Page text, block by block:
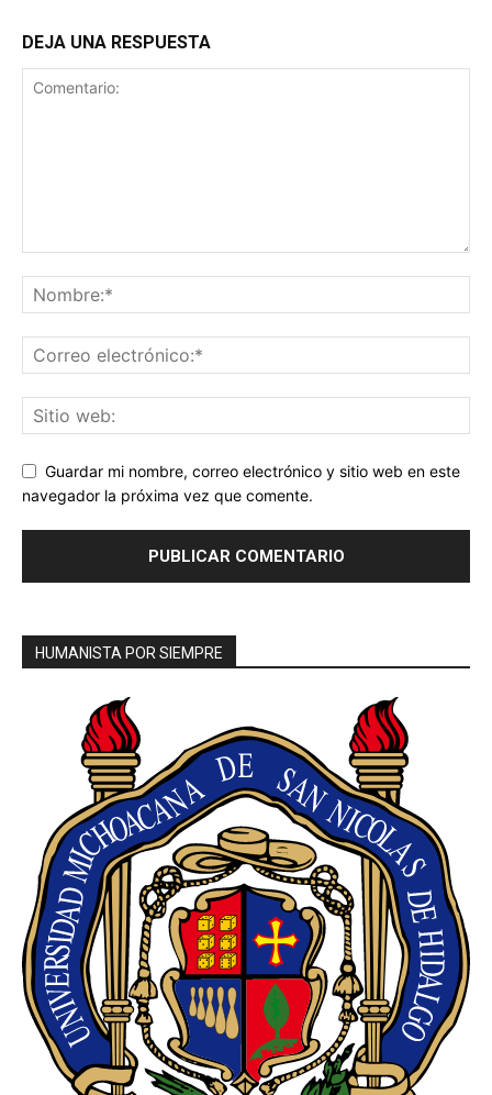
DEJA UNA RESPUESTA
Guardar mi nombre, correo electrónico y sitio web en este
navegador la próxima vez que comente.
HUMANISTA POR SIEMPRE